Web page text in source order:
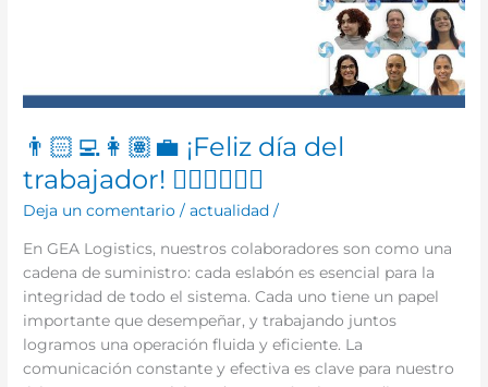
👨🏻‍💻👩🏽‍💼 ¡Feliz día del
trabajador! 👷🏾‍♂️👷🏼‍♀️
Deja un comentario /actualidad /
En GEA Logistics, nuestros colaboradores son como una
cadena de suministro: cada eslabón es esencial para la
integridad de todo el sistema. Cada uno tiene un papel
importante que desempeñar, y trabajando juntos
logramos una operación fluida y eficiente. La
comunicación constante y efectiva es clave para nuestro